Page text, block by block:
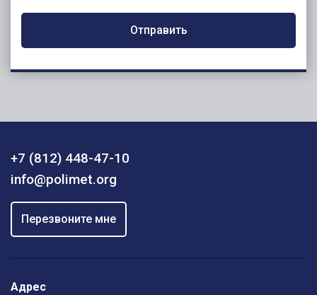
Отправить
Адрес
+7 (812) 448-47-10
info@polimet.org
Перезвоните мне